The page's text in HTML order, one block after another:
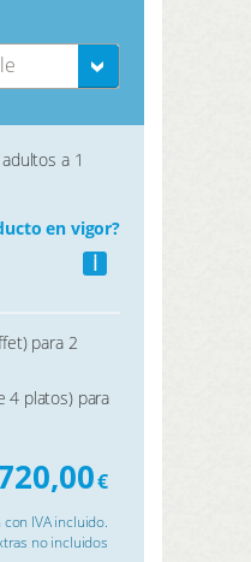
a 1
en vigor?
i
para 2
4 platos) para
€
IVA incluido.
no incluidos